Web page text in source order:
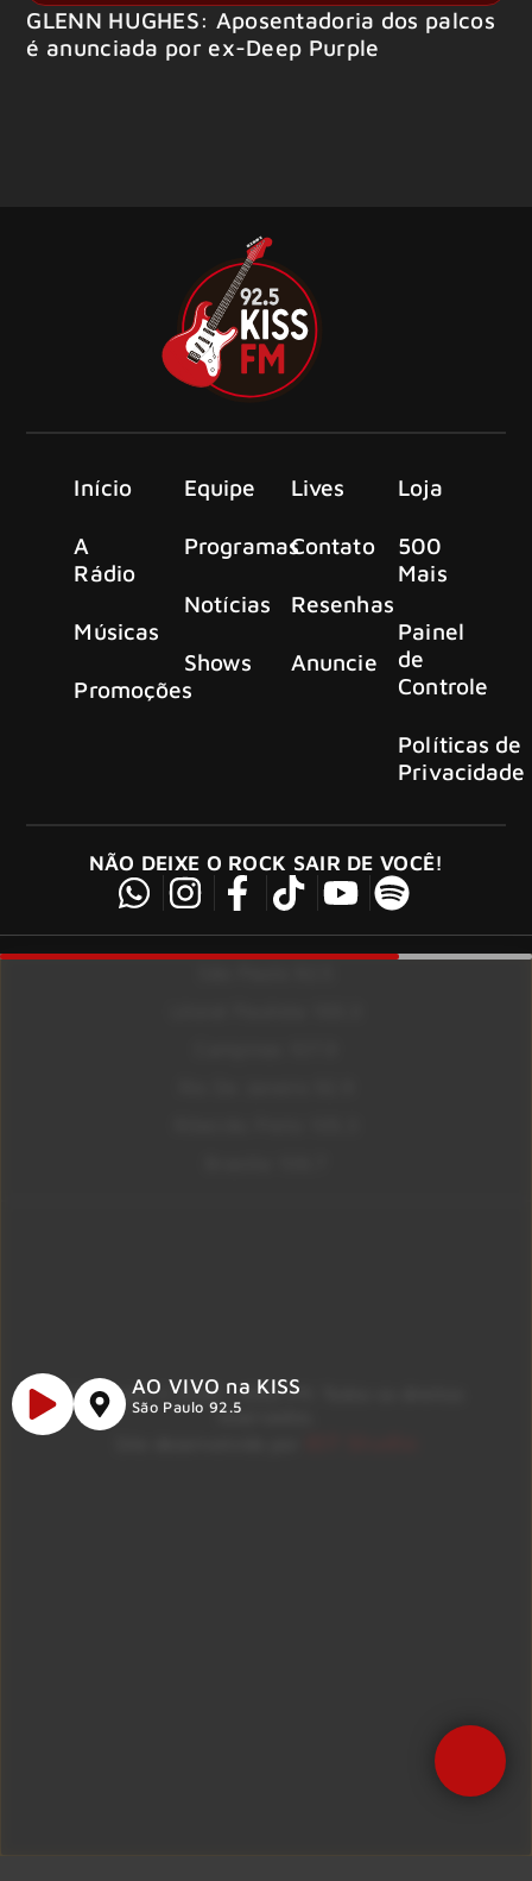
GLENN HUGHES: Aposentadoria dos palcos
é anunciada por ex-Deep Purple
Início
A
Rádio
Músicas
Promoções
Equipe
Programas
Notícias
Shows
Lives
Contato
Resenhas
Anuncie
Loja
500
Mais
Painel
de
Controle
Políticas de
Privacidade
NÃO DEIXE O ROCK SAIR DE VOCÊ!
Copyright © 2026 – KISS FM. Todos os direitos
reservados.
AO VIVO na KISS
São Paulo 92.5